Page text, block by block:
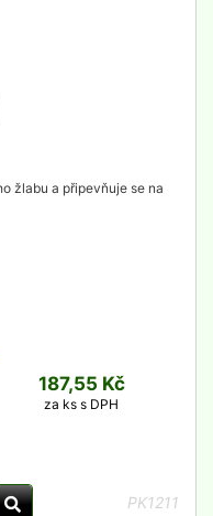
žlabu a připevňuje se na
187,55 Kč
za ks s DPH
PK1211